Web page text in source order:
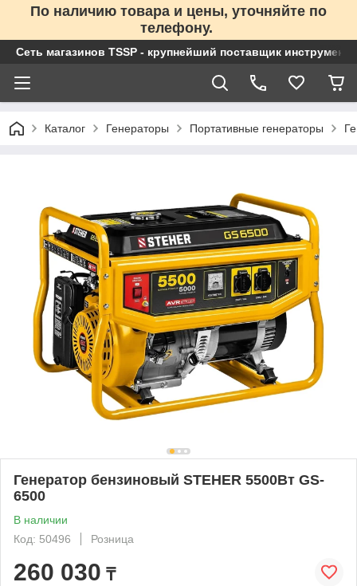
По наличию товара и цены, уточняйте по
телефону.
Сеть магазинов TSSP - крупнейший поставщик
Каталог Генераторы Портативные генераторы
Генератор бензиновый STEHER 5500Вт GS-
6500
В наличии
Код: 50496
Розница
260 030 ₸